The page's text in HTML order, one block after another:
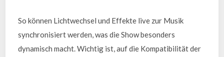
So können Lichtwechsel und Effekte live zur Musik
synchronisiert werden, was die Show besonders
dynamisch macht. Wichtig ist, auf die Kompatibilität der